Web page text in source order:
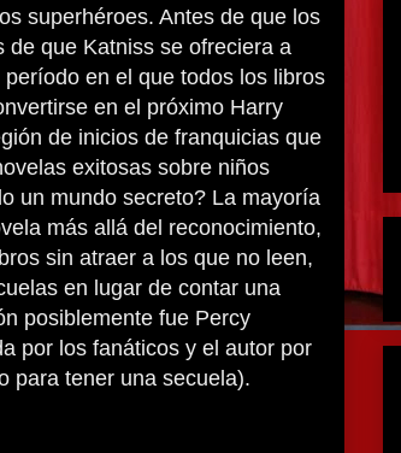
superhéroes. Antes de que los
de que Katniss se ofreciera a
en el que todos los libros
en el próximo Harry
de inicios de franquicias que
exitosas sobre niños
un mundo secreto? La mayoría
más allá del reconocimiento,
sin atraer a los que no leen,
en lugar de contar una
posiblemente fue Percy
por los fanáticos y el autor por
para tener una secuela).